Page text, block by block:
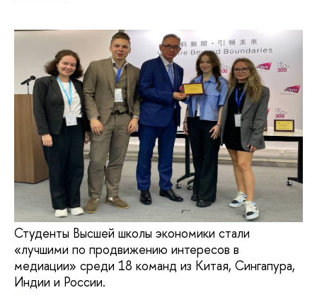
Студенты Высшей школы экономики стали
«лучшими по продвижению интересов в
медиации» среди 18 команд из Китая, Сингапура,
Индии и России.